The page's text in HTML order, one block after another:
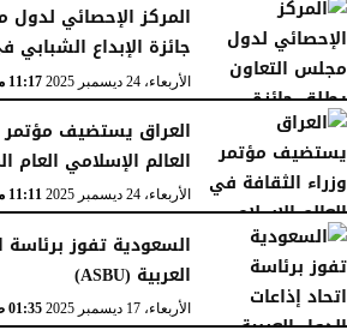
المركز الإحصائي
جائزة الإبداع الشبابي
الأربعاء، 24 ديسمبر 2025 11:17 مـ
العراق يستضيف مؤتمر
العالم الإسلامي العام
الأربعاء، 24 ديسمبر 2025 11:11 مـ
السعودية تفوز برئاسة
العربية (ASBU)
الأربعاء، 17 ديسمبر 2025 01:35 صـ